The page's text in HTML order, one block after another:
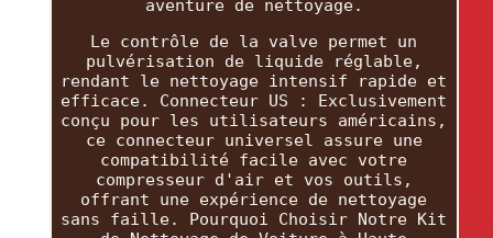
aventure de nettoyage.
Le contrôle de la valve permet un
pulvérisation de liquide réglable,
rendant le nettoyage intensif rapide et
efficace. Connecteur US : Exclusivement
conçu pour les utilisateurs américains,
ce connecteur universel assure une
compatibilité facile avec votre
compresseur d'air et vos outils,
offrant une expérience de nettoyage
sans faille. Pourquoi Choisir Notre Kit